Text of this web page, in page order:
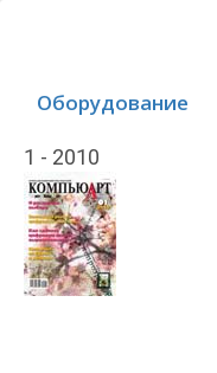
Оборудование
1 - 2010